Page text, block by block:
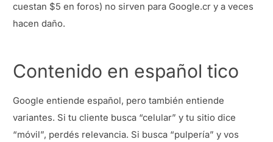
cuestan $5 en foros) no sirven para Google.cr y a veces
hacen daño.
Contenido en español tico
Google entiende español, pero también entiende
variantes. Si tu cliente busca “celular” y tu sitio dice
“móvil”, perdés relevancia. Si busca “pulpería” y vos